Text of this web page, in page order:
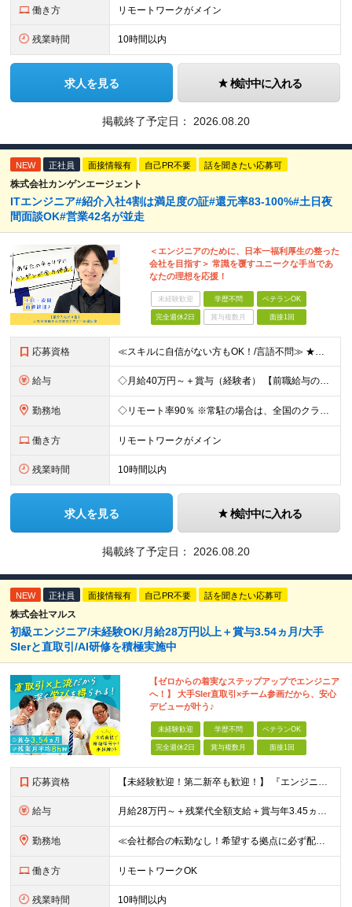
働き方 リモートワークがメイン
残業時間 10時間以内
求人を見る 検討中に入れる
掲載終了予定日： 2026.08.20
NEW 正社員 面接情報有 自己PR不要 話を聞きたい応募可
株式会社カンゲンエージェント
ITエンジニア#紹介入社4割は満足度の証#還元率83-100%#土日夜
間面談OK#営業42名が並走
＜エンジニアのために、日本一福利厚生の整った
会社を目指す＞ 常識を覆すユニークな手当であ
なたの理想を応援！
未経験歓迎 学歴不問 ベテランOK
完全週休2日 賞与複数月 面接1回
応募資格 ≪スキルに自信がない方もOK！/言語不問≫ ★第二新卒歓迎・ブランクがある方も歓迎！ ◆学歴不問 ◆微経験OK（何らかのエンジニア実務経験を1年以上お持ちの方） ＼エンジニアの皆様の不満を解決しま
給与 ◇月給40万円～＋賞与（経験者） 【前職給与の総収入額を保証】 ※上記には固定残業代（30時間分／6万7000円～）が含まれています。超過分は時間外手当を別途支給。 ※試用期間3ヶ月（期間中は契約社員
勤務地 ◇リモート率90％ ※常駐の場合は、全国のクライアント案件にアサイン予定（東京・神奈川・埼玉・千葉・愛知・大阪・福岡メイン） 【拠点】 ◆本社／東京都渋谷区道玄坂1丁目10番8号 渋谷道玄坂東急ビル
働き方 リモートワークがメイン
残業時間 10時間以内
求人を見る 検討中に入れる
掲載終了予定日： 2026.08.20
NEW 正社員 面接情報有 自己PR不要 話を聞きたい応募可
株式会社マルス
初級エンジニア/未経験OK/月給28万円以上＋賞与3.54ヵ月/大手
SIerと直取引/AI研修を積極実施中
【ゼロからの着実なステップアップでエンジニア
へ！】 大手SIer直取引×チーム参画だから、安心
デビューが叶う♪
未経験歓迎 学歴不問 ベテランOK
完全週休2日 賞与複数月 面接1回
応募資格 【未経験歓迎！第二新卒も歓迎！】 『エンジニアになりたい』意欲があれば歓迎です！ 以下のような方も尚歓迎です！ ・学生時代に情報系の学部で学んでいた方 ・ITスクールや独学でプログラミングを学んだこ
給与 月給28万円～＋残業代全額支給＋賞与年3.45ヵ月(東京) 月給25万円～＋残業代全額支給＋賞与年3.45ヵ月(新潟・長岡) 入社時想定年収： 392万円～ (東京) 350万円～ (新潟・長岡)
勤務地 ≪会社都合の転勤なし！希望する拠点に必ず配属します。新潟Uターン・Iターン大歓迎！≫ 首都圏(東京、神奈川、千葉、埼玉)または新潟市、長岡市周辺のお客様先または各拠点での勤務となります。 ■東京支社
働き方 リモートワークOK
残業時間 10時間以内